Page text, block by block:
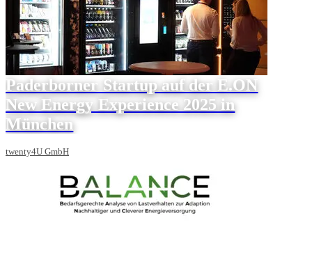
Paderborner Startup auf der E.ON
New Energy Experience 2025 in
München
twenty4U GmbH